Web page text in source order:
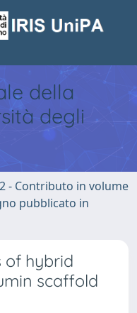
della
degli
- Contributo in volume
pubblicato in
of hybrid
scaffold